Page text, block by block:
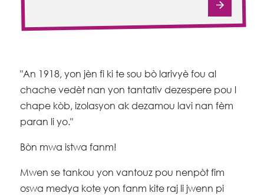
"An 1918, yon jèn fi ki te sou bò larivyè fou al
chache vedèt nan yon tantativ dezespere pou l
chape kòb, izolasyon ak dezamou lavi nan fèm
paran li yo."
Bòn mwa istwa fanm!
Mwen se tankou yon vantouz pou nenpòt fim
oswa medya kote yon fanm kite raj li jwenn pi